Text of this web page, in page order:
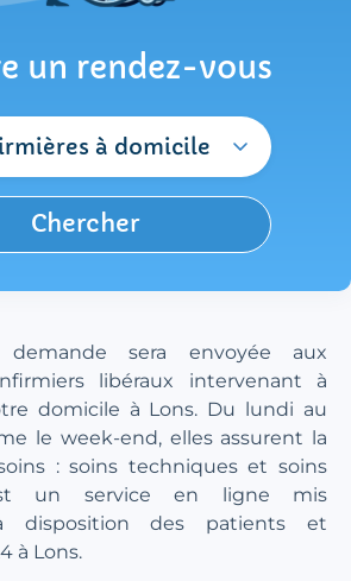
un rendez-vous
à domicile
Chercher
demande sera envoyée aux
libéraux intervenant à
domicile à Lons. Du lundi au
le week-end, elles assurent la
: soins techniques et soins
un service en ligne mis
disposition des patients et
à Lons.